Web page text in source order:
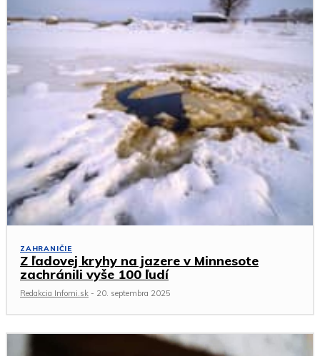
ZAHRANIČIE
Z ľadovej kryhy na jazere v Minnesote
zachránili vyše 100 ľudí
Redakcia Infomi.sk - 20. septembra 2025